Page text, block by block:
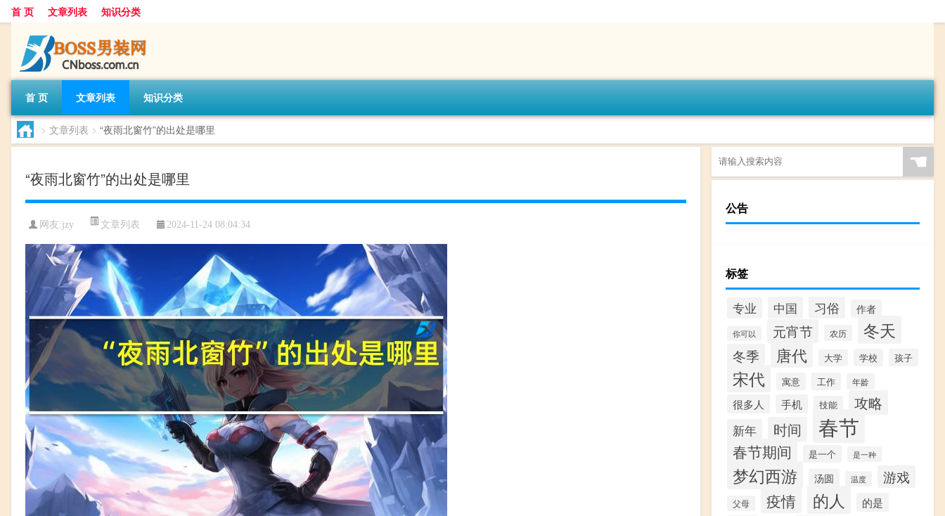
首 页 文章列表 知识分类
首 页 文章列表 知识分类
> 文章列表 > “夜雨北窗竹”的出处是哪里
“夜雨北窗竹”的出处是哪里
网友:jzy 文章列表 2024-11-24 08:04:34
☚
公告
标签
专业 中国 习俗 作者
你可以 元宵节 农历 冬天
冬季 唐代 大学 学校 孩子
宋代 寓意 工作 年龄
很多人 手机 技能 攻略
新年 时间 春节
春节期间 是一个 是一种
梦幻西游 汤圆 温度 游戏
父母 疫情 的人 的是